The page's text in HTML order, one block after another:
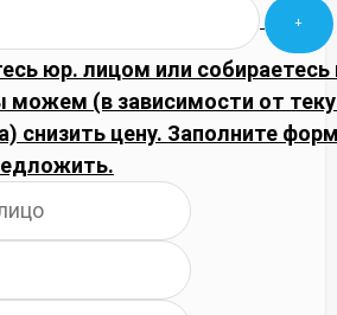
юр. лицом или
можем (в зависимости от
снизить цену. Заполните